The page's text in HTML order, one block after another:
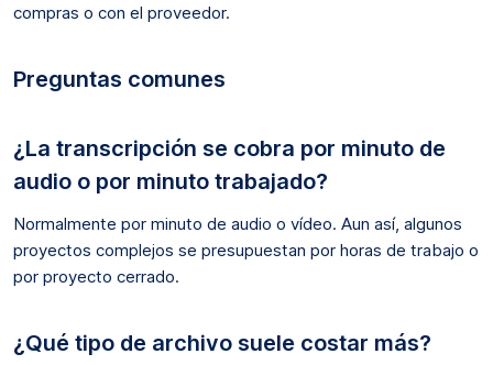
compras o con el proveedor.
Preguntas comunes
¿La transcripción se cobra por minuto de
audio o por minuto trabajado?
Normalmente por minuto de audio o vídeo. Aun así, algunos
proyectos complejos se presupuestan por horas de trabajo o
por proyecto cerrado.
¿Qué tipo de archivo suele costar más?